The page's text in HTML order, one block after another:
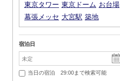
東京タワー 東京ドーム お台場
幕張メッセ 大宮駅 築地
宿泊日
当日の宿泊 29:00まで検索可能